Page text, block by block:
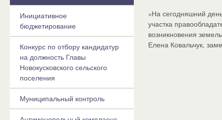
«На сегодняшний
участка
возникновения
Елена Ковальчук,
Инициативное
бюджетирование
Конкурс по отбору кандидатур
на должность Главы
Новокусковского сельского
поселения
Муниципальный контроль